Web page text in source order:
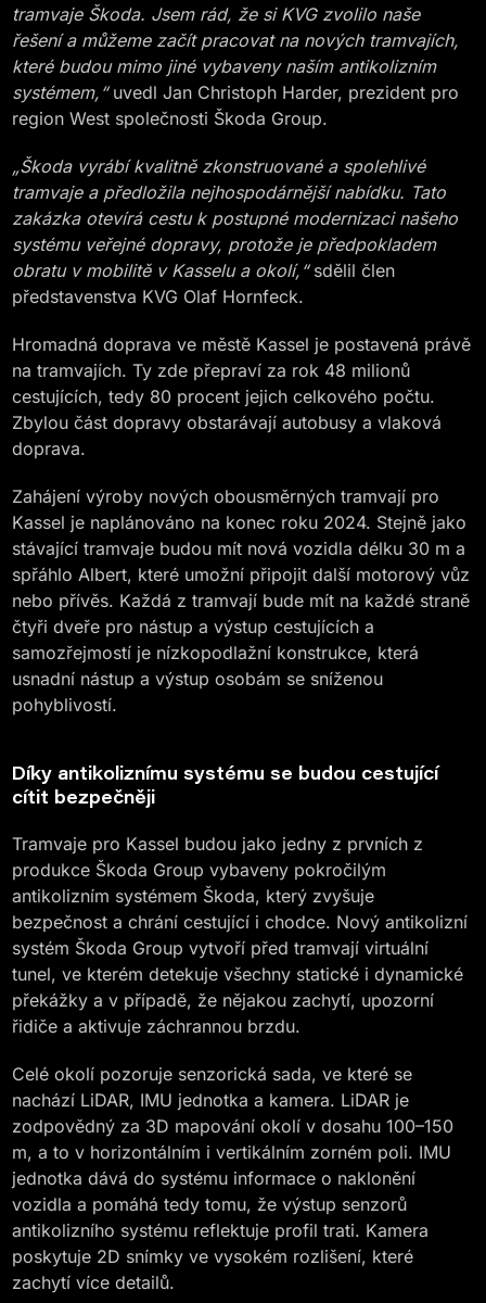
tramvaje Škoda. Jsem rád, že si KVG zvolilo naše
řešení a můžeme začít pracovat na nových tramvajích,
které budou mimo jiné vybaveny naším antikolizním
systémem,“uvedl Jan Christoph Harder, prezident pro
region West společnosti Škoda Group.
„Škoda vyrábí kvalitně zkonstruované a spolehlivé
tramvaje a předložila nejhospodárnější nabídku. Tato
zakázka otevírá cestu k postupné modernizaci našeho
systému veřejné dopravy, protože je předpokladem
obratu v mobilitě v Kasselu a okolí,“sdělil člen
představenstva KVG Olaf Hornfeck.
Hromadná doprava ve městě Kassel je postavená právě
na tramvajích. Ty zde přepraví za rok 48 milionů
cestujících, tedy 80 procent jejich celkového počtu.
Zbylou část dopravy obstarávají autobusy a vlaková
doprava.
Zahájení výroby nových obousměrných tramvají pro
Kassel je naplánováno na konec roku 2024. Stejně jako
stávající tramvaje budou mít nová vozidla délku 30 m a
spřáhlo Albert, které umožní připojit další motorový vůz
nebo přívěs. Každá z tramvají bude mít na každé straně
čtyři dveře pro nástup a výstup cestujících a
samozřejmostí je nízkopodlažní konstrukce, která
usnadní nástup a výstup osobám se sníženou
pohyblivostí.
Díky antikoliznímu systému se budou cestující
cítit bezpečněji
Tramvaje pro Kassel budou jako jedny z prvních z
produkce Škoda Group vybaveny pokročilým
antikolizním systémem Škoda, který zvyšuje
bezpečnost a chrání cestující i chodce. Nový antikolizní
systém Škoda Group vytvoří před tramvají virtuální
tunel, ve kterém detekuje všechny statické i dynamické
překážky a v případě, že nějakou zachytí, upozorní
řidiče a aktivuje záchrannou brzdu.
Celé okolí pozoruje senzorická sada, ve které se
nachází LiDAR, IMU jednotka a kamera. LiDAR je
zodpovědný za 3D mapování okolí v dosahu 100–150
m, a to v horizontálním i vertikálním zorném poli. IMU
jednotka dává do systému informace o naklonění
vozidla a pomáhá tedy tomu, že výstup senzorů
antikolizního systému reflektuje profil trati. Kamera
poskytuje 2D snímky ve vysokém rozlišení, které
zachytí více detailů.